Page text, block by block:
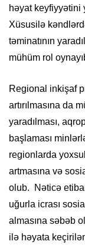
həyat keyfiyyətini
Xüsusilə
təminatının
mühüm rol
Regional inkişaf
artırılmasına da
yaradılması,
başlaması
regionlarda
artmasına və
olub. Nəticə
uğurla icrası
almasına səbəb
ilə həyata